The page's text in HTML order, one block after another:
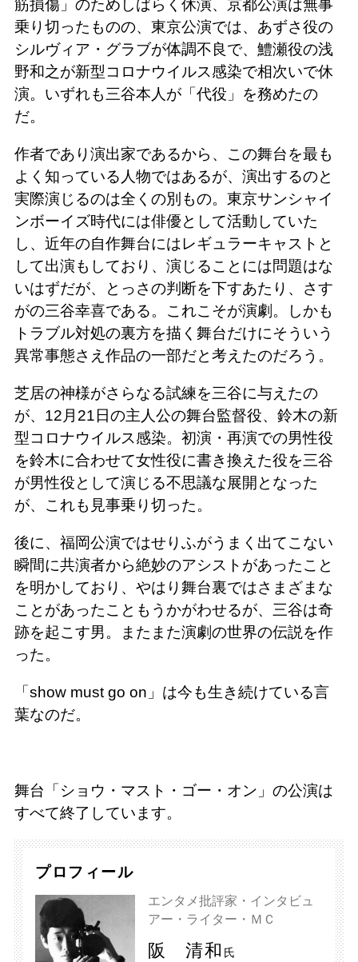
筋損傷」のためしばらく休演、京都公演は無事
乗り切ったものの、東京公演では、あずさ役の
シルヴィア・グラブが体調不良で、鱧瀬役の浅
野和之が新型コロナウイルス感染で相次いで休
演。いずれも三谷本人が「代役」を務めたの
だ。
作者であり演出家であるから、この舞台を最も
よく知っている人物ではあるが、演出するのと
実際演じるのは全くの別もの。東京サンシャイ
ンボーイズ時代には俳優として活動していた
し、近年の自作舞台にはレギュラーキャストと
して出演もしており、演じることには問題はな
いはずだが、とっさの判断を下すあたり、さす
がの三谷幸喜である。これこそが演劇。しかも
トラブル対処の裏方を描く舞台だけにそういう
異常事態さえ作品の一部だと考えたのだろう。
芝居の神様がさらなる試練を三谷に与えたの
が、12月21日の主人公の舞台監督役、鈴木の新
型コロナウイルス感染。初演・再演での男性役
を鈴木に合わせて女性役に書き換えた役を三谷
が男性役として演じる不思議な展開となった
が、これも見事乗り切った。
後に、福岡公演ではせりふがうまく出てこない
瞬間に共演者から絶妙のアシストがあったこと
を明かしており、やはり舞台裏ではさまざまな
ことがあったこともうかがわせるが、三谷は奇
跡を起こす男。またまた演劇の世界の伝説を作
った。
「show must go on」は今も生き続けている言
葉なのだ。
舞台「ショウ・マスト・ゴー・オン」の公演は
すべて終了しています。
プロフィール
エンタメ批評家・インタビュ
アー・ライター・ＭＣ
阪 清和 氏